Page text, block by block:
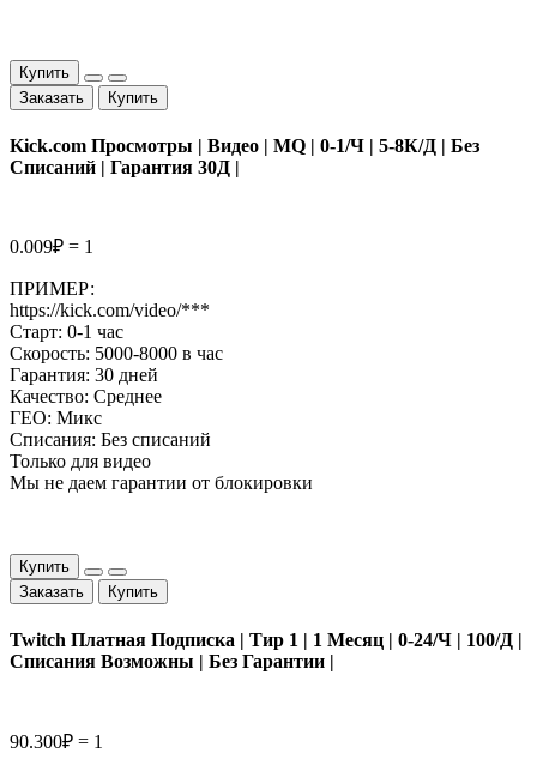
Купить
Заказать
Купить
Kick.com Просмотры | Видео | MQ | 0-1/Ч | 5-8К/Д | Без
Списаний | Гарантия 30Д |
0.009₽ = 1
ПРИМЕР:
https://kick.com/video/***
Старт: 0-1 час
Скорость: 5000-8000 в час
Гарантия: 30 дней
Качество: Среднее
ГЕО: Микс
Списания: Без списаний
Только для видео
Мы не даем гарантии от блокировки
Купить
Заказать
Купить
Twitch Платная Подписка | Tир 1 | 1 Месяц | 0-24/Ч | 100/Д |
Списания Возможны | Без Гарантии |
90.300₽ = 1